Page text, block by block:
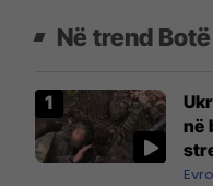
Në trend Botë
në